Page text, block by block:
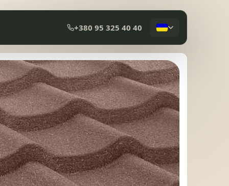
+380 95 325 40 40
КОМПОЗИТНА ЧЕРЕПИЦЯ
МЕМБРАННА ПОКРІВЛЯ